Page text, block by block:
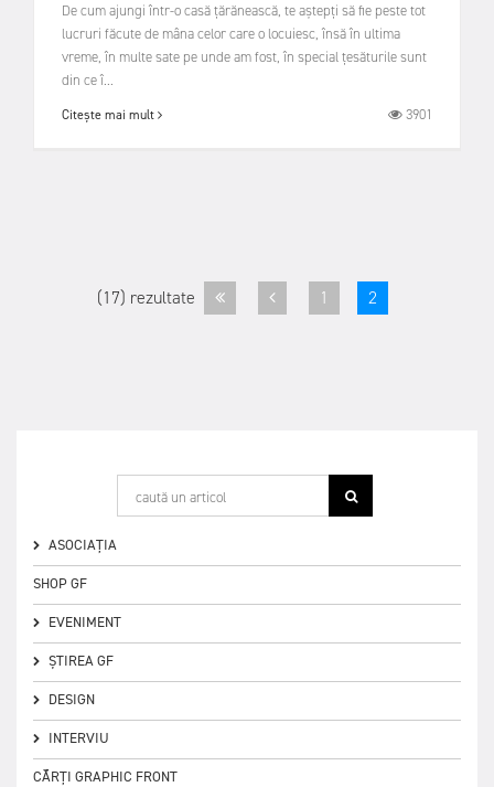
De cum ajungi într-o casă ţărănească, te aştepţi să fie peste tot
lucruri făcute de mâna celor care o locuiesc, însă în ultima
vreme, în multe sate pe unde am fost, în special ţesăturile sunt
din ce î...
Citește mai mult 3901
(17) rezultate 1 2
ASOCIAȚIA
SHOP GF
EVENIMENT
ȘTIREA GF
DESIGN
INTERVIU
CĂRȚI GRAPHIC FRONT